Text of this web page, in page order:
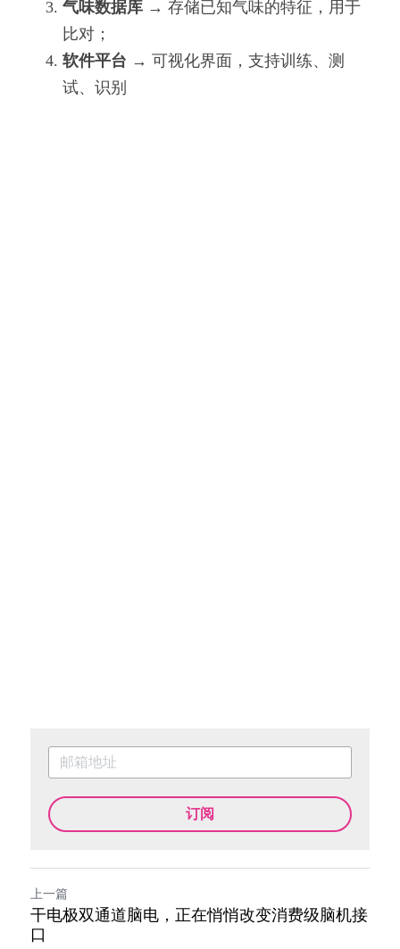
气味数据库 ​ → 存储已知气味的特征，用于
比对；
软件平台 ​ → 可视化界面，支持训练、测
试、识别
订阅
上一篇
干电极双通道脑电，正在悄悄改变消费级脑机接
口